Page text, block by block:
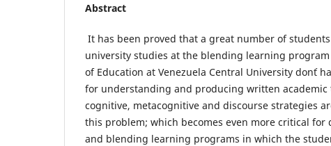
Abstract
It has been proved that a great number of
university studies at the blending learning
of Education at Venezuela Central University don´t
for understanding and producing written academic
cognitive, metacognitive and discourse strategies
this problem; which becomes even more critical for
and blending learning programs in which the